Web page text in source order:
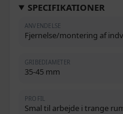
SPECIFIKATIONER
ANVENDELSE
Fjernelse/montering af
GRIBEDIAMETER
35-45 mm
PROFIL
Smal til arbejde i trange